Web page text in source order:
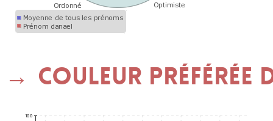
Couleur préférée